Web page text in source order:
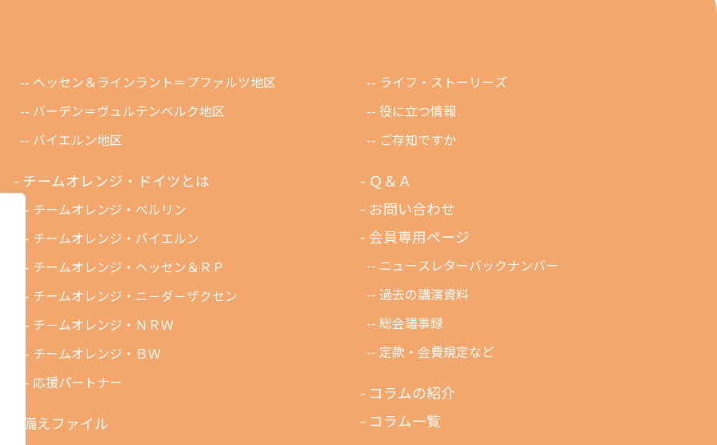
ヘッセン＆ラインラント＝プファルツ地区
バーデン＝ヴュルテンベルク地区
バイエルン地区
チームオレンジ・ドイツとは
チームオレンジ・ベルリン
チームオレンジ・バイエルン
チームオレンジ・ヘッセン＆ＲＰ
チームオレンジ・ニ－ダ－ザクセン
チ－ムオレンジ・ＮＲＷ
チームオレンジ・ＢＷ
応援パートナー
備えファイル
ライフ・ストーリーズ
役に立つ情報
ご存知ですか
Ｑ＆Ａ
お問い合わせ
会員専用ページ
ニュースレターバックナンバー
過去の講演資料
総会議事録
定款・会費規定など
コラムの紹介
コラム一覧